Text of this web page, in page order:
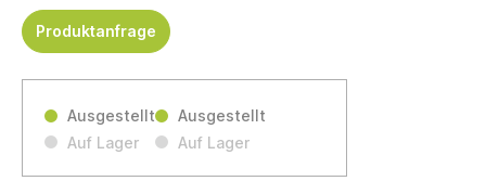
Produktanfrage
Ausgestellt
Auf Lager
Ausgestellt
Auf Lager